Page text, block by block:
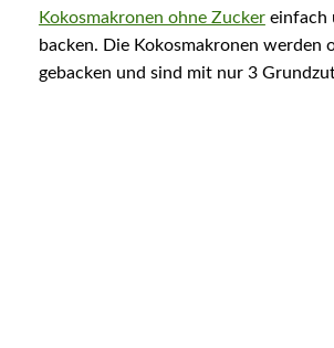
Kokosmakronen ohne Zuckereinfach
backen. Die Kokosmakronen werden
gebacken und sind mit nur 3